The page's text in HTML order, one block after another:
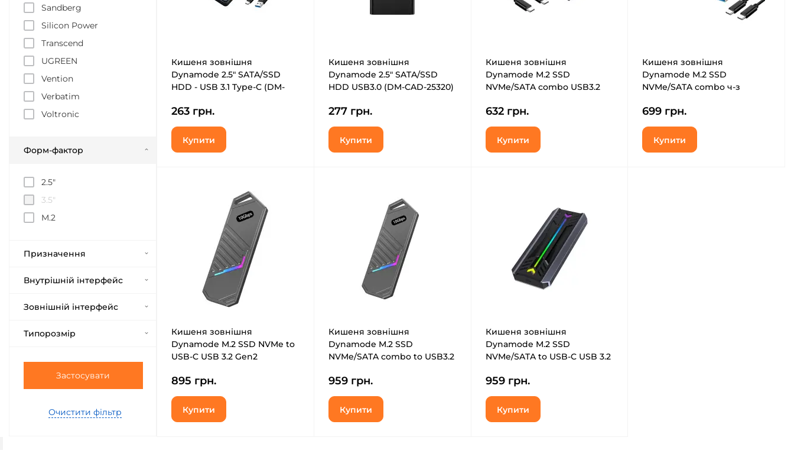
Sandberg
Silicon Power
Transcend
UGREEN
Vention
Verbatim
Voltronic
Форм-фактор
2.5"
3.5"
M.2
Призначення
Внутрішній інтерфейс
Зовнішній інтерфейс
Типорозмір
Застосувати
Очистити фільтр
Кишеня зовнішня
Dynamode 2.5" SATA/SSD
HDD - USB 3.1 Type-C (DM-
263 грн.
Купити
Кишеня зовнішня
Dynamode 2.5" SATA/SSD
HDD USB3.0 (DM-CAD-25320)
277 грн.
Купити
Кишеня зовнішня
Dynamode M.2 SSD
NVMe/SATA combo USB3.2
SSD05)
632 грн.
Купити
Кишеня зовнішня
Dynamode M.2 SSD
NVMe/SATA combo ч-з
CAD-SSD09)
699 грн.
Купити
Кишеня зовнішня
Dynamode M.2 SSD NVMe to
USB-C USB 3.2 Gen2
SSD14-N)
895 грн.
Купити
Кишеня зовнішня
Dynamode M.2 SSD
NVMe/SATA combo to USB3.2
959 грн.
Купити
Кишеня зовнішня
Dynamode M.2 SSD
NVMe/SATA to USB-C USB 3.2
SSD16)
959 грн.
Купити